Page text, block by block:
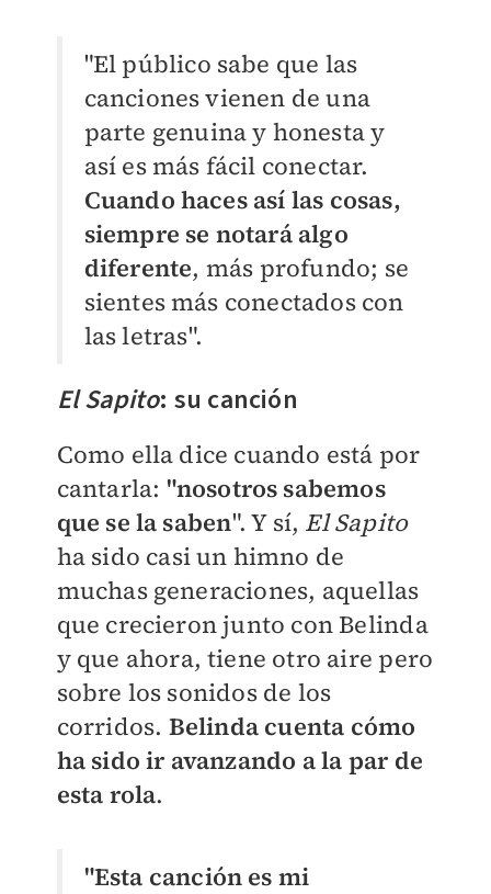
"El público sabe que las
canciones vienen de una
parte genuina y honesta y
así es más fácil conectar.
Cuando haces así las cosas,
siempre se notará algo
diferente, más profundo; se
sientes más conectados con
las letras".
El Sapito: su canción
Como ella dice cuando está por
cantarla: "nosotros sabemos
que se la saben". Y sí, El Sapito
ha sido casi un himno de
muchas generaciones, aquellas
que crecieron junto con Belinda
y que ahora, tiene otro aire pero
sobre los sonidos de los
corridos. Belinda cuenta cómo
ha sido ir avanzando a la par de
esta rola.
"Esta canción es mi